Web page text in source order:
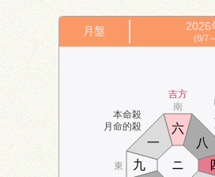
月盤 2026
(8/7
本命殺
月命的殺
吉方
南
東
八
九
一
ニ
六